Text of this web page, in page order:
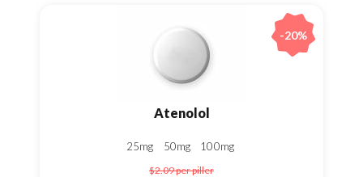
Atenolol
25mg 50mg 100mg
$2.09per piller
-20%